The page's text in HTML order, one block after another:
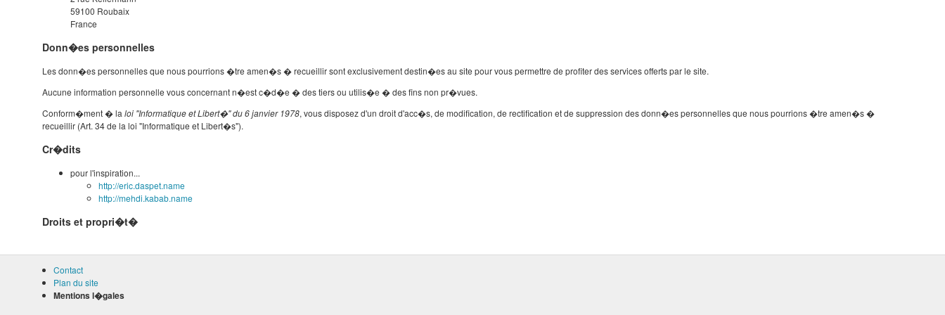
59100 Roubaix
France
Donn�es personnelles
Les donn�es personnelles que nous pourrions �tre amen�s � recueillir sont exclusivement destin�es au site pour vous permettre de profiter des services offerts par le site.
Aucune information personnelle vous concernant n�est c�d�e � des tiers ou utilis�e � des fins non pr�vues.
Conform�ment � la loi "Informatique et Libert�" du 6 janvier 1978, vous disposez d'un droit d'acc�s, de modification, de rectification et de suppression des donn�es personnelles que nous pourrions �tre amen�s �
recueillir (Art. 34 de la loi "Informatique et Libert�s").
Cr�dits
pour l'inspiration...
http://eric.daspet.name
http://mehdi.kabab.name
Droits et propri�t�
Contact
Plan du site
Mentions l�gales